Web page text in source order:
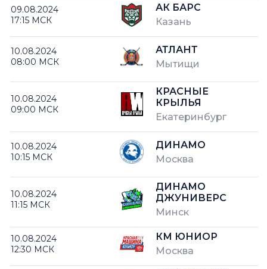
09.08.2024
17:15 МСК
АК БАРС
Казань
10.08.2024
08:00 МСК
АТЛАНТ
Мытищи
10.08.2024
09:00 МСК
КРАСНЫЕ
КРЫЛЬЯ
Екатеринбург
10.08.2024
10:15 МСК
ДИНАМО
Москва
10.08.2024
11:15 МСК
ДИНАМО
ДЖУНИВЕРС
Минск
10.08.2024
12:30 МСК
КМ ЮНИОР
Москва